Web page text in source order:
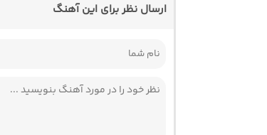
ارسال نظر برای این آهنگ